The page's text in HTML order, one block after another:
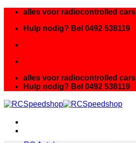
inhoud
alles voor radiocontrolled cars
Hulp nodig? Bel 0492 538119
alles voor radiocontrolled cars
Hulp nodig? Bel 0492 538119